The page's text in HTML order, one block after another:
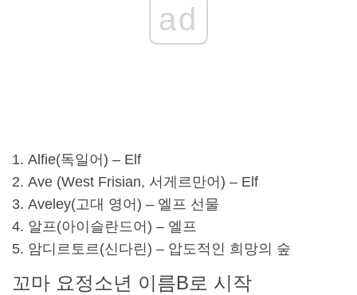
ad
Alfie(독일어) – Elf
Ave (West Frisian, 서게르만어) – Elf
Aveley(고대 영어) – 엘프 선물
알프(아이슬란드어) – 엘프
암디르토르(신다린) – 압도적인 희망의 숲
꼬마 요정소년 이름B로 시작